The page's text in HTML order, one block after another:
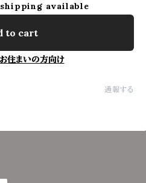
available
to cart
住まいの方向け
通報する